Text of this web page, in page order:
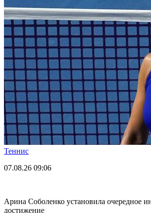
Теннис
07.08.26 09:06
Арина Соболенко установила очередное
достижение